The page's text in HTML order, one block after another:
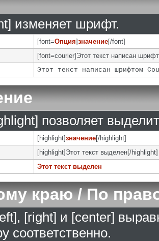
изменяет шрифт.
[font=Опция]значение[/font]
[font=courier]Этот текст написан
Этот текст написан шрифтом
позволяет
[highlight]значение[/highlight]
[highlight]Этот текст выделен[/highlight]
Этот текст выделен
краю / По
[right] и [center]
соответственно.